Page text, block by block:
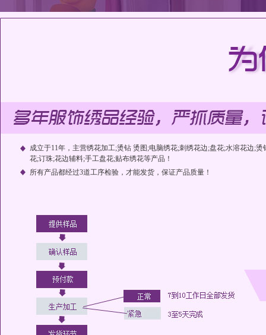
成立于11年，主营绣花加工;烫钻 烫图;电脑绣花;刺绣花边;盘花;水溶花边;烫
花;订珠;花边辅料;手工盘花;贴布绣花等产品！
所有产品都经过3道工序检验，才能发货，保证产品质量！